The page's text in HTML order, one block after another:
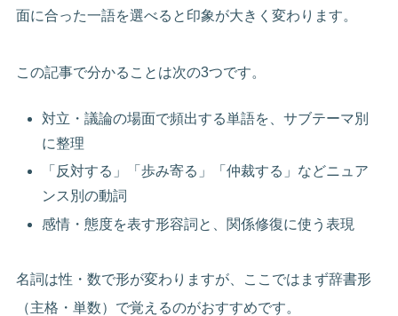
面に合った一語を選べると印象が大きく変わります。
この記事で分かることは次の3つです。
対立・議論の場面で頻出する単語を、サブテーマ別
に整理
「反対する」「歩み寄る」「仲裁する」などニュア
ンス別の動詞
感情・態度を表す形容詞と、関係修復に使う表現
名詞は性・数で形が変わりますが、ここではまず辞書形
（主格・単数）で覚えるのがおすすめです。